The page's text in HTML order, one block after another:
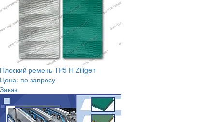
Плоский ремень TP5 H Ziligen
Цена: по запросу
Заказ